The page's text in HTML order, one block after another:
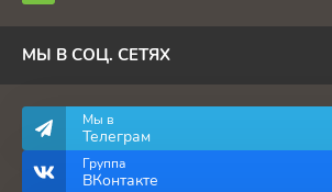
МЫ В СОЦ. СЕТЯХ
Мы в
Телеграм
Группа
ВКонтакте